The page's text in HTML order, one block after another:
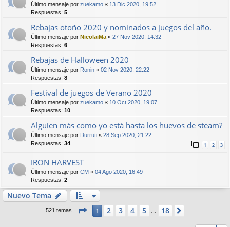
Último mensaje por zuekamo « 13 Dic 2020, 19:52
Respuestas: 5
Rebajas otoño 2020 y nominados a juegos del año.
Último mensaje por NicolaiMa « 27 Nov 2020, 14:32
Respuestas: 6
Rebajas de Halloween 2020
Último mensaje por Ronin « 02 Nov 2020, 22:22
Respuestas: 8
Festival de juegos de Verano 2020
Último mensaje por zuekamo « 10 Oct 2020, 19:07
Respuestas: 10
Alguien más como yo está hasta los huevos de steam?
Último mensaje por Durruti « 28 Sep 2020, 21:22
Respuestas: 34 1 2 3
IRON HARVEST
Último mensaje por CM « 04 Ago 2020, 16:49
Respuestas: 2
Nuevo Tema
521 temas Página de 18
1 2 3 4 5 18